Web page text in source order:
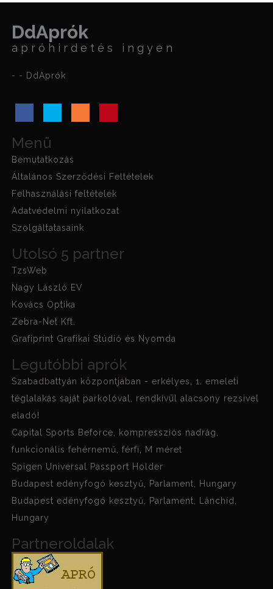
DdAprók
apróhirdetés ingyen
- - DdAprók
Menü
Bemutatkozás
Általános Szerződési Feltételek
Felhasználási feltételek
Adatvédelmi nyilatkozat
Szolgáltatasaink
Utolsó 5 partner
TzsWeb
Nagy László EV
Kovács Optika
Zebra-Net Kft.
Grafiprint Grafikai Stúdió és Nyomda
Legutóbbi aprók
Szabadbattyán központjában - erkélyes, 1. emeleti
téglalakás saját parkolóval, rendkívül alacsony rezsivel
eladó!
Capital Sports Beforce, kompressziós nadrág,
funkcionális fehérnemű, férfi, M méret
Spigen Universal Passport Holder
Budapest edényfogó kesztyű, Parlament, Hungary
Budapest edényfogó kesztyű, Parlament, Lánchíd,
Hungary
Partneroldalak